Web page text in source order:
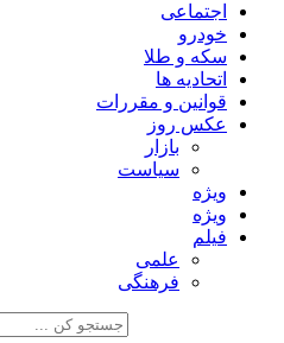
اجتماعی
خودرو
سکه و طلا
اتحادیه ها
قوانین و مقررات
عکس روز
بازار
سیاست
ویژه
ویژه
فیلم
علمی
فرهنگی